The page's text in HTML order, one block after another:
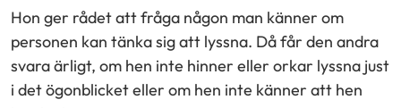
Hon ger rådet att fråga någon man känner om
personen kan tänka sig att lyssna. Då får den andra
svara ärligt, om hen inte hinner eller orkar lyssna just
i det ögonblicket eller om hen inte känner att hen